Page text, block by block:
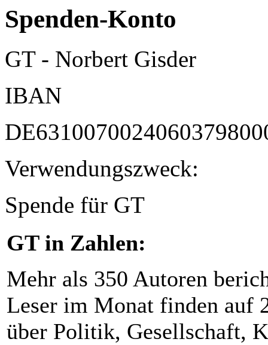
Spenden-Konto
GT - Norbert Gisder
IBAN
Verwendungszweck:
Spende für GT
GT in Zahlen:
Mehr als 350 Autoren
Leser im Monat finden auf
über Politik, Gesellschaft,